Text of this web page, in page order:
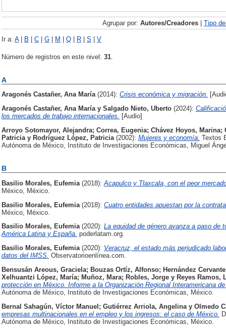
Agrupar por: Autores/Creadores | Tipo
Ir a: A| B | C | G | M | Q | R | S | V
Número de registros en este nivel: 31
A
Aragonés Castañer, Ana María (2014): Crisis económica y migración.
Aragonés Castañer, Ana Maríay Salgado Nieto, Uberto (2024):
los mercados de trabajo internacionales. [Audio]
Arroyo Sotomayor, Alejandra; Correa, Eugenia; Chávez Hoyos, Marina;
Patricia y Rodríguez López, Patricia (2002): Mujeres y economía. Textos
Autónoma de México, Instituto de Investigaciones Económicas, Miguel
B
Basilio Morales, Eufemia (2018): Acapulco y Tlaxcala, con el peor
México, México.
Basilio Morales, Eufemia (2018): Cuatro entidades apuestan por la
México, México.
Basilio Morales, Eufemia (2020): La equidad de género avanza a paso de
América Latina y España. poderlatam.org.
Basilio Morales, Eufemia (2020): Veracruz, el estado más perjudicado
datos del IMSS. Observatorioenlínea.com.
Bensusán Areous, Graciela; Bouzas Ortíz, Alfonso; Hernández
Xelhuantzi López, María; Muñoz, Mara; Robles, Jorge y Reyes Ramos,
protección en México. Informe a la Organización Regional Interamericana
Autónoma de México, Instituto de Investigaciones Económicas, México.
Bernal Sahagún, Víctor Manuel ; Gutiérrez Arriola, Angelina y Olmedo
empresas multinacionales en el empleo y los ingresos: el caso de México.
Autónoma de México, Instituto de Investigaciones Económicas, México.